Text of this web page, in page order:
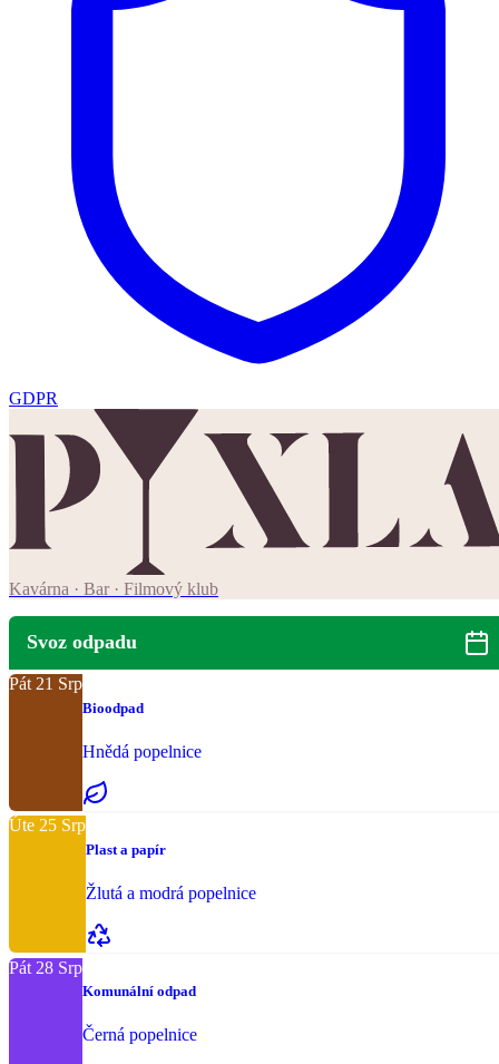
GDPR
Kavárna · Bar · Filmový klub
Svoz odpadu
Pát 21 Srp
Bioodpad
Hnědá popelnice
Úte 25 Srp
Plast a papír
Žlutá a modrá popelnice
Pát 28 Srp
Komunální odpad
Černá popelnice